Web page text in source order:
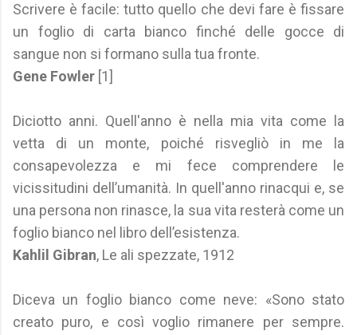
Scrivere è facile: tutto quello che devi fare è fissare
un foglio di carta bianco finché delle gocce di
sangue non si formano sulla tua fronte.
Gene Fowler [1]
Diciotto anni. Quell'anno è nella mia vita come la
vetta di un monte, poiché risvegliò in me la
consapevolezza e mi fece comprendere le
vicissitudini dell’umanità. In quell'anno rinacqui e, se
una persona non rinasce, la sua vita resterà come un
foglio bianco nel libro dell’esistenza.
Kahlil Gibran, Le ali spezzate, 1912
Diceva un foglio bianco come neve: «Sono stato
creato puro, e così voglio rimanere per sempre.